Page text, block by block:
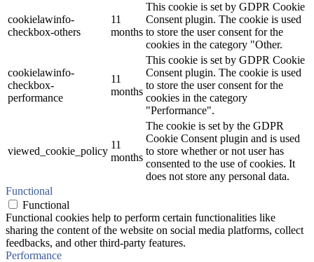
cookielawinfo-
checkbox-others
11
months
This cookie is set by GDPR Cookie
Consent plugin. The cookie is used
to store the user consent for the
cookies in the category "Other.
cookielawinfo-
checkbox-
performance
11
months
This cookie is set by GDPR Cookie
Consent plugin. The cookie is used
to store the user consent for the
cookies in the category
"Performance".
viewed_cookie_policy
11
months
The cookie is set by the GDPR
Cookie Consent plugin and is used
to store whether or not user has
consented to the use of cookies. It
does not store any personal data.
Functional
Functional
Functional cookies help to perform certain functionalities like
sharing the content of the website on social media platforms, collect
feedbacks, and other third-party features.
Performance